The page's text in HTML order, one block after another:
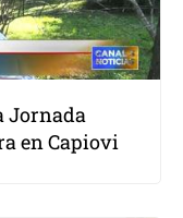
Jornada
en Capiovi